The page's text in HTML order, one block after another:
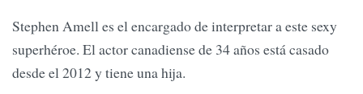
Stephen Amell es el encargado de interpretar a este sexy
superhéroe. El actor canadiense de 34 años está casado
desde el 2012 y tiene una hija.